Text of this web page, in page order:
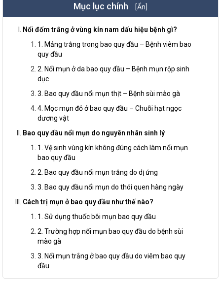
Mục lục chính [Ẩn]
Nổi đốm trắng ở vùng kín nam dấu hiệu bệnh gì?
1. Mảng trắng trong bao quy đầu – Bệnh viêm bao
quy đầu
2. Nổi mụn ở da bao quy đầu – Bệnh mụn rộp sinh
dục
3. Bao quy đầu nổi mụn thịt – Bệnh sùi mào gà
4. Mọc mụn đỏ ở bao quy đầu – Chuỗi hạt ngọc
dương vật
Bao quy đầu nổi mụn do nguyên nhân sinh lý
1. Vệ sinh vùng kín không đúng cách làm nổi mụn
bao quy đầu
2. Bao quy đầu nổi mụn trắng do dị ứng
3. Bao quy đầu nổi mụn do thói quen hàng ngày
Cách trị mụn ở bao quy đầu như thế nào?
1. Sử dụng thuốc bôi mụn bao quy đầu
2. Trường hợp nổi mụn bao quy đầu do bệnh sùi
mào gà
3. Nổi mụn trắng ở bao quy đầu do viêm bao quy
đầu